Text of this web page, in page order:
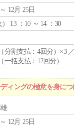
12月 25日
） 13 ：10 ～ 14 ：30
分割支払：4回分）×3
一括支払：12回分）
ィングの極意を身につ
12月 25日